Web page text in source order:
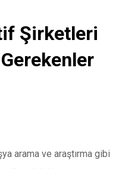
Şirketleri
arama ve araştırma gibi